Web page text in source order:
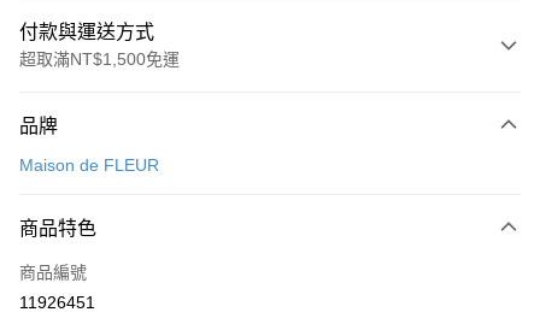
付款與運送方式
超取滿NT$1,500免運
信用卡一次付款
3 期 0 利率 每期
合作金庫商業銀行
上海商業儲蓄銀行
超商取貨付款
LINE Pay
品牌
Maison de FLEUR
商品特色
商品編號
11926451